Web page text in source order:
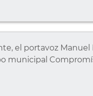
el portavoz Manuel
municipal